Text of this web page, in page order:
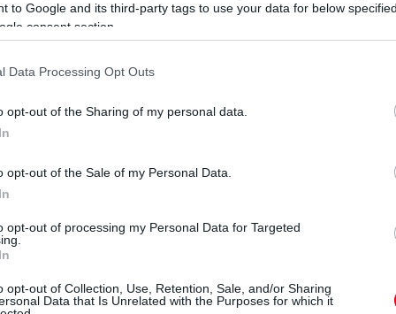
to Google and its third-party tags to use your data for below
consent section.
Data Processing Opt Outs
opt-out of the Sharing of my personal data.
opt-out of the Sale of my Personal Data.
opt-out of processing my Personal Data for Targeted
opt-out of Collection, Use, Retention, Sale, and/or Sharing
Data that Is Unrelated with the Purposes for which it
alatt volt amiatt, hogy Lando után
Nem lehet a személyes eredménye
még mindig a csapaton belüli szabad
azt szeretjük látni, ha harcban
a versenyzés kereteit. Az, hogy
rajtuk múlik, az az autóban dől el.”
az alábbi gombokkal: